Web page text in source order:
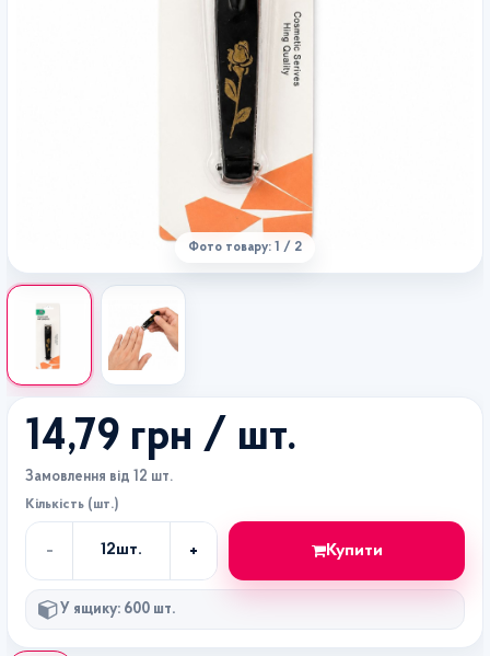
Фото товару: 1 / 2
14,79 грн / шт.
Замовлення від 12 шт.
Кількість (шт.)
- 12шт. + Купити
У ящику: 600 шт.